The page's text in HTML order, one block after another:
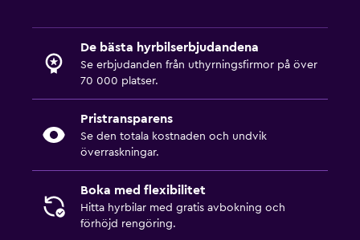
De bästa hyrbilserbjudandena
Se erbjudanden från uthyrningsfirmor på över
70 000 platser.
Pristransparens
Se den totala kostnaden och undvik
överraskningar.
Boka med flexibilitet
Hitta hyrbilar med gratis avbokning och
förhöjd rengöring.